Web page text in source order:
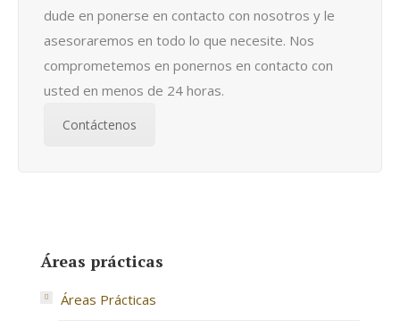
dude en ponerse en contacto con nosotros y le
asesoraremos en todo lo que necesite. Nos
comprometemos en ponernos en contacto con
usted en menos de 24 horas.
Contáctenos
Áreas prácticas
Áreas Prácticas